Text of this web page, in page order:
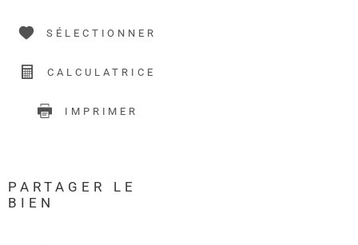
SÉLECTIONNER
CALCULATRICE
IMPRIMER
PARTAGER LE
BIEN